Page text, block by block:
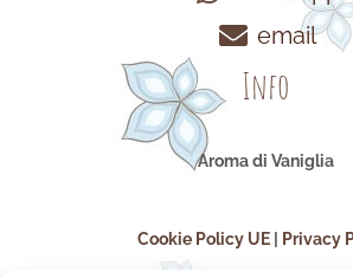
email
Info
Aroma di Vaniglia
Cookie Policy UE Privacy